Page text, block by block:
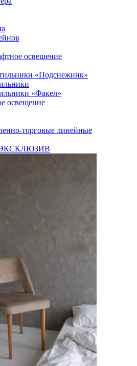
освещение
«Подснежник»
«Факел»
освещение
торговые линейные